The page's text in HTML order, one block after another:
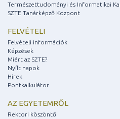
Természettudományi és Informatikai
SZTE Tanárképző Központ
FELVÉTELI
Felvételi információk
Képzések
Miért az SZTE?
Nyílt napok
Hírek
Pontkalkulátor
AZ EGYETEMRŐL
Rektori köszöntő